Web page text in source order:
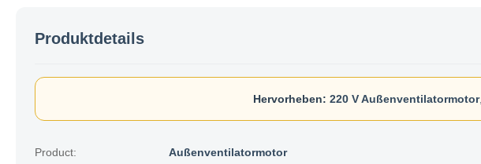
Produktdetails
Hervorheben: 220 V Außenventilatormotor,
Product: Außenventilatormotor